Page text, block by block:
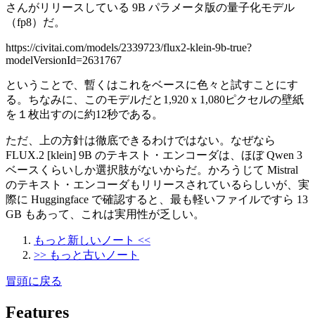
さんがリリースしている 9B パラメータ版の量子化モデル
（fp8）だ。
https://civitai.com/models/2339723/flux2-klein-9b-true?
modelVersionId=2631767
ということで、暫くはこれをベースに色々と試すことにす
る。ちなみに、このモデルだと1,920 x 1,080ピクセルの壁紙
を１枚出すのに約12秒である。
ただ、上の方針は徹底できるわけではない。なぜなら
FLUX.2 [klein] 9B のテキスト・エンコーダは、ほぼ Qwen 3
ベースくらいしか選択肢がないからだ。かろうじて Mistral
のテキスト・エンコーダもリリースされているらしいが、実
際に Huggingface で確認すると、最も軽いファイルですら 13
GB もあって、これは実用性が乏しい。
もっと新しいノート <<
>> もっと古いノート
冒頭に戻る
Features